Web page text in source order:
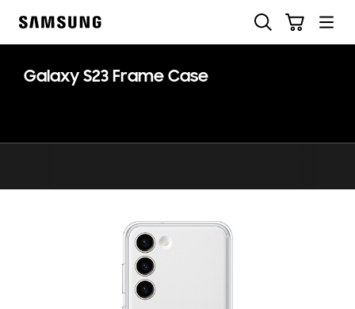
Galaxy S23 Frame Case